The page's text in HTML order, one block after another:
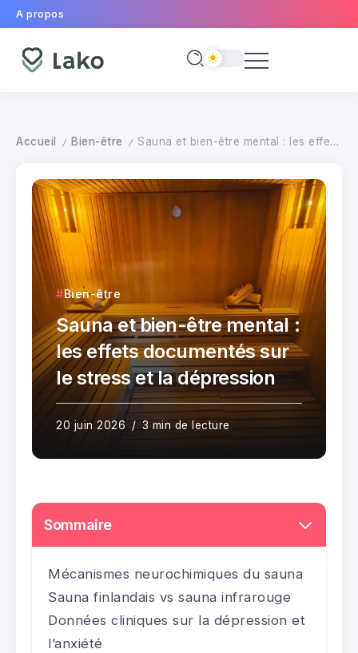
A propos
Accueil / Bien-être / Sauna et bien-être mental : les effets documentés sur le stress et la dépression
Bien-être
Sauna et bien-être mental :
les effets documentés sur
le stress et la dépression
20 juin 2026 3 min de lecture
Sommaire
Mécanismes neurochimiques du sauna
Sauna finlandais vs sauna infrarouge
Données cliniques sur la dépression et
l’anxiété